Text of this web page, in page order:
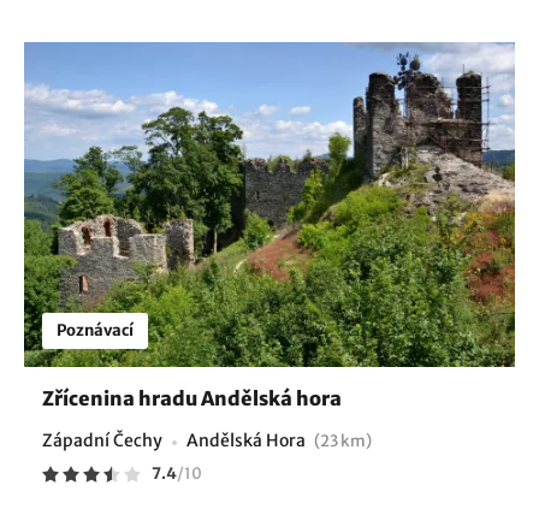
Poznávací
Zřícenina hradu Andělská hora
Západní Čechy Andělská Hora (23 km)
7.4/10